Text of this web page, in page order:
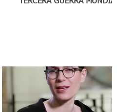
"TERCERA GUERRA MUNDIAL"